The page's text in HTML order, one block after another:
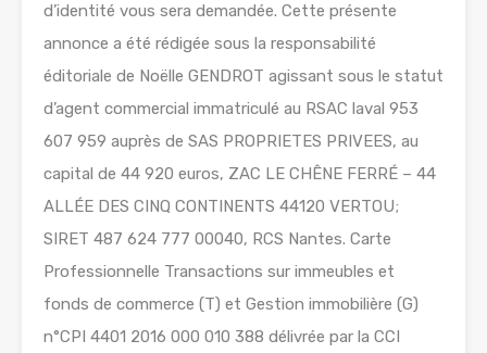
d’identité vous sera demandée. Cette présente
annonce a été rédigée sous la responsabilité
éditoriale de Noëlle GENDROT agissant sous le statut
d’agent commercial immatriculé au RSAC laval 953
607 959 auprès de SAS PROPRIETES PRIVEES, au
capital de 44 920 euros, ZAC LE CHÊNE FERRÉ – 44
ALLÉE DES CINQ CONTINENTS 44120 VERTOU;
SIRET 487 624 777 00040, RCS Nantes. Carte
Professionnelle Transactions sur immeubles et
fonds de commerce (T) et Gestion immobilière (G)
n°CPI 4401 2016 000 010 388 délivrée par la CCI